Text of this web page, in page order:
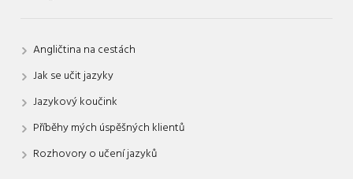
Angličtina na cestách
Jak se učit jazyky
Jazykový koučink
Příběhy mých úspěšných klientů
Rozhovory o učení jazyků